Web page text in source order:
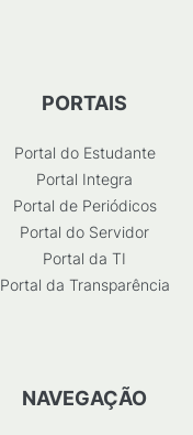
PORTAIS
Portal do Estudante
Portal Integra
Portal de Periódicos
Portal do Servidor
Portal da TI
Portal da Transparência
NAVEGAÇÃO